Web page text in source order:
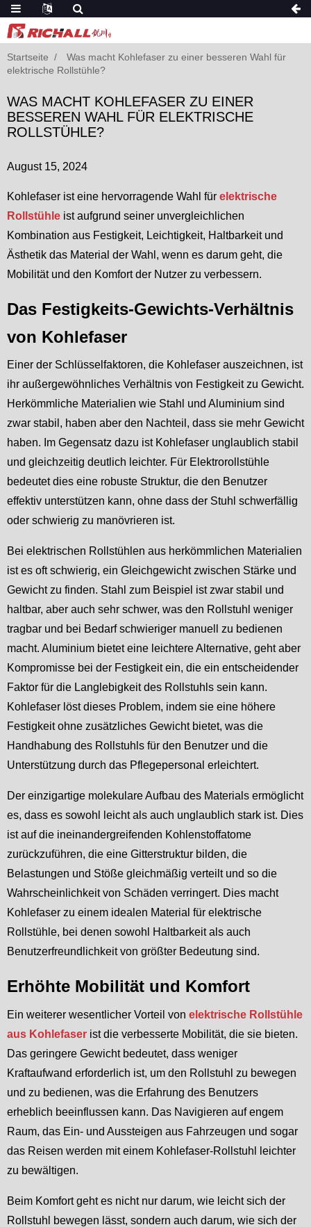
Startseite
Was macht Kohlefaser zu einer besseren Wahl für
elektrische Rollstühle?
WAS MACHT KOHLEFASER ZU EINER
BESSEREN WAHL FÜR ELEKTRISCHE
ROLLSTÜHLE?
August 15, 2024
Kohlefaser ist eine hervorragende Wahl für elektrische
Rollstühle ist aufgrund seiner unvergleichlichen
Kombination aus Festigkeit, Leichtigkeit, Haltbarkeit und
Ästhetik das Material der Wahl, wenn es darum geht, die
Mobilität und den Komfort der Nutzer zu verbessern.
Das Festigkeits-Gewichts-Verhältnis
von Kohlefaser
Einer der Schlüsselfaktoren, die Kohlefaser auszeichnen, ist
ihr außergewöhnliches Verhältnis von Festigkeit zu Gewicht.
Herkömmliche Materialien wie Stahl und Aluminium sind
zwar stabil, haben aber den Nachteil, dass sie mehr Gewicht
haben. Im Gegensatz dazu ist Kohlefaser unglaublich stabil
und gleichzeitig deutlich leichter. Für Elektrorollstühle
bedeutet dies eine robuste Struktur, die den Benutzer
effektiv unterstützen kann, ohne dass der Stuhl schwerfällig
oder schwierig zu manövrieren ist.
Bei elektrischen Rollstühlen aus herkömmlichen Materialien
ist es oft schwierig, ein Gleichgewicht zwischen Stärke und
Gewicht zu finden. Stahl zum Beispiel ist zwar stabil und
haltbar, aber auch sehr schwer, was den Rollstuhl weniger
tragbar und bei Bedarf schwieriger manuell zu bedienen
macht. Aluminium bietet eine leichtere Alternative, geht aber
Kompromisse bei der Festigkeit ein, die ein entscheidender
Faktor für die Langlebigkeit des Rollstuhls sein kann.
Kohlefaser löst dieses Problem, indem sie eine höhere
Festigkeit ohne zusätzliches Gewicht bietet, was die
Handhabung des Rollstuhls für den Benutzer und die
Unterstützung durch das Pflegepersonal erleichtert.
Der einzigartige molekulare Aufbau des Materials ermöglicht
es, dass es sowohl leicht als auch unglaublich stark ist. Dies
ist auf die ineinandergreifenden Kohlenstoffatome
zurückzuführen, die eine Gitterstruktur bilden, die
Belastungen und Stöße gleichmäßig verteilt und so die
Wahrscheinlichkeit von Schäden verringert. Dies macht
Kohlefaser zu einem idealen Material für elektrische
Rollstühle, bei denen sowohl Haltbarkeit als auch
Benutzerfreundlichkeit von größter Bedeutung sind.
Erhöhte Mobilität und Komfort
Ein weiterer wesentlicher Vorteil von elektrische Rollstühle
aus Kohlefaser ist die verbesserte Mobilität, die sie bieten.
Das geringere Gewicht bedeutet, dass weniger
Kraftaufwand erforderlich ist, um den Rollstuhl zu bewegen
und zu bedienen, was die Erfahrung des Benutzers
erheblich beeinflussen kann. Das Navigieren auf engem
Raum, das Ein- und Aussteigen aus Fahrzeugen und sogar
das Reisen werden mit einem Kohlefaser-Rollstuhl leichter
zu bewältigen.
Beim Komfort geht es nicht nur darum, wie leicht sich der
Rollstuhl bewegen lässt, sondern auch darum, wie sich der